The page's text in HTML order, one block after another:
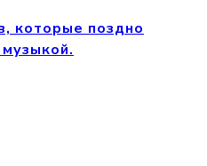
которые поздно
музыкой.